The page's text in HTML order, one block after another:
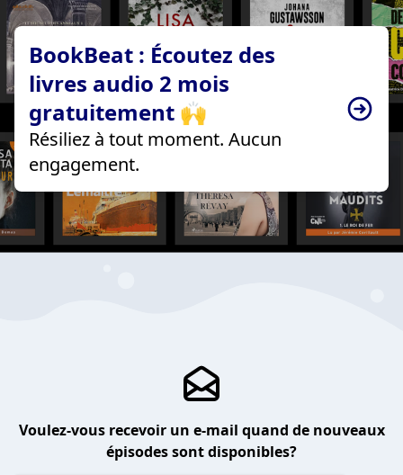
BookBeat : Écoutez des
livres audio 2 mois
gratuitement 🙌
Résiliez à tout moment. Aucun
engagement.
Voulez-vous recevoir un e-mail quand de nouveaux
épisodes sont disponibles?